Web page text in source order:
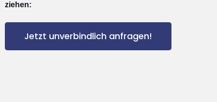
ziehen:
Jetzt unverbindlich anfragen!